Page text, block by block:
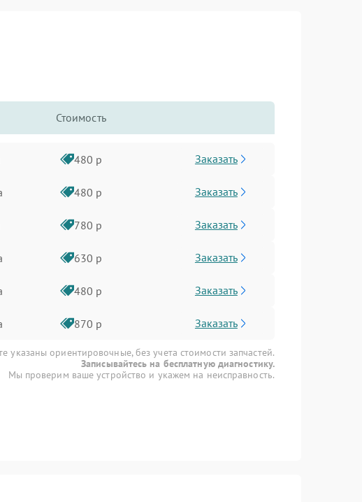
Стоимость
480 р Заказать
480 р Заказать
780 р Заказать
630 р Заказать
480 р Заказать
870 р Заказать
указаны ориентировочные, без учета стоимости запчастей.
Записывайтесь на бесплатную диагностику.
Мы проверим ваше устройство и укажем на неисправность.